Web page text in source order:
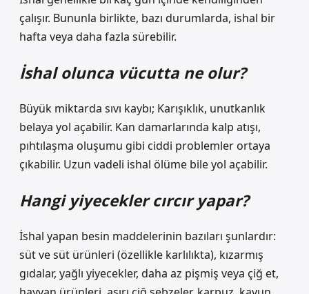
çalışır. Bununla birlikte, bazı durumlarda, ishal bir
hafta veya daha fazla sürebilir.
İshal olunca vücutta ne olur?
Büyük miktarda sıvı kaybı; Karışıklık, unutkanlık
belaya yol açabilir. Kan damarlarında kalp atışı,
pıhtılaşma oluşumu gibi ciddi problemler ortaya
çıkabilir. Uzun vadeli ishal ölüme bile yol açabilir.
Hangi yiyecekler cırcır yapar?
İshal yapan besin maddelerinin bazıları şunlardır:
süt ve süt ürünleri (özellikle karlılıkta), kızarmış
gıdalar, yağlı yiyecekler, daha az pişmiş veya çiğ et,